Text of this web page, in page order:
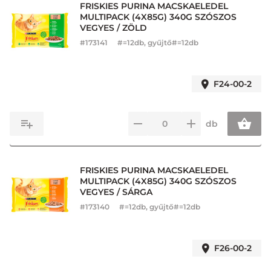
FRISKIES PURINA MACSKAELEDEL
MULTIPACK (4X85G) 340G SZÓSZOS
VEGYES / ZÖLD
#173141 #=12db, gyűjtő#=12db
F24-00-2
db
FRISKIES PURINA MACSKAELEDEL
MULTIPACK (4X85G) 340G SZÓSZOS
VEGYES / SÁRGA
#173140 #=12db, gyűjtő#=12db
F26-00-2